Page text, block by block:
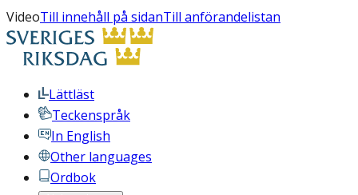
VideoTill innehåll på sidanTill anförandelistan
Lättläst
Teckenspråk
In English
Other languages
Ordbok